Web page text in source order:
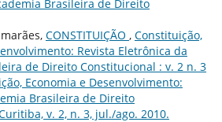
Brasileira de Direito
CONSTITUIÇÃO , Constituição,
Revista Eletrônica da
de Direito Constitucional : v. 2 n. 3
Economia e Desenvolvimento:
Brasileira de Direito
v. 2, n. 3, jul./ago. 2010.